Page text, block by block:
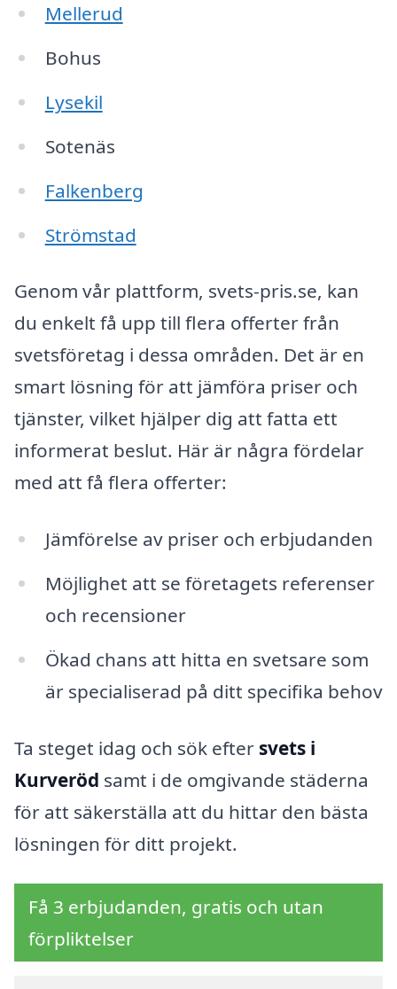
Mellerud
Bohus
Lysekil
Sotenäs
Falkenberg
Strömstad
Genom vår plattform, svets-pris.se, kan
du enkelt få upp till flera offerter från
svetsföretag i dessa områden. Det är en
smart lösning för att jämföra priser och
tjänster, vilket hjälper dig att fatta ett
informerat beslut. Här är några fördelar
med att få flera offerter:
Jämförelse av priser och erbjudanden
Möjlighet att se företagets referenser
och recensioner
Ökad chans att hitta en svetsare som
är specialiserad på ditt specifika behov
Ta steget idag och sök efter svets i
Kurveröd samt i de omgivande städerna
för att säkerställa att du hittar den bästa
lösningen för ditt projekt.
Få 3 erbjudanden, gratis och utan
förpliktelser